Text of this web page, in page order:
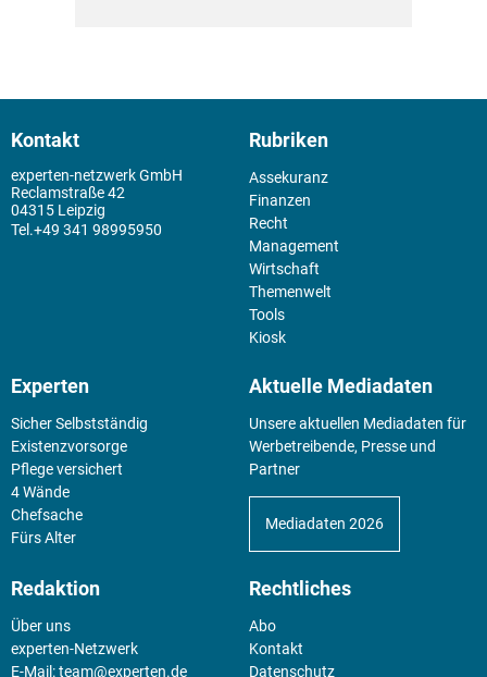
Kontakt
experten-netzwerk GmbH
Reclamstraße 42
04315 Leipzig
+49 341 98995950
Rubriken
Assekuranz
Finanzen
Recht
Management
Wirtschaft
Themenwelt
Tools
Kiosk
Experten
Sicher Selbstständig
Existenz­vorsorge
Pflege versichert
4 Wände
Chefsache
Fürs Alter
Aktuelle Mediadaten
Unsere aktuellen Mediadaten für
Werbetreibende, Presse und
Partner
Mediadaten 2026
Redaktion
Über uns
experten-Netzwerk
E-Mail:team@experten.de
Rechtliches
Abo
Kontakt
Datenschutz